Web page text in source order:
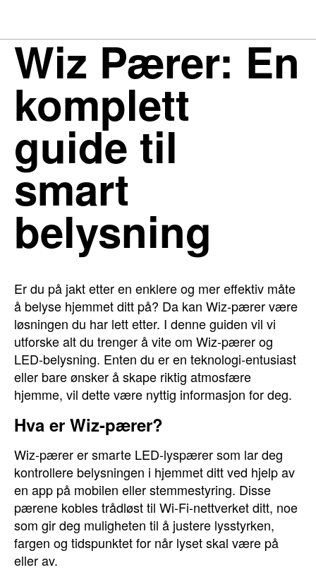
Wiz Pærer: En
komplett
guide til
smart
belysning
Er du på jakt etter en enklere og mer effektiv måte
å belyse hjemmet ditt på? Da kan Wiz-pærer være
løsningen du har lett etter. I denne guiden vil vi
utforske alt du trenger å vite om Wiz-pærer og
LED-belysning. Enten du er en teknologi-entusiast
eller bare ønsker å skape riktig atmosfære
hjemme, vil dette være nyttig informasjon for deg.
Hva er Wiz-pærer?
Wiz-pærer er smarte LED-lyspærer som lar deg
kontrollere belysningen i hjemmet ditt ved hjelp av
en app på mobilen eller stemmestyring. Disse
pærene kobles trådløst til Wi-Fi-nettverket ditt, noe
som gir deg muligheten til å justere lysstyrken,
fargen og tidspunktet for når lyset skal være på
eller av.